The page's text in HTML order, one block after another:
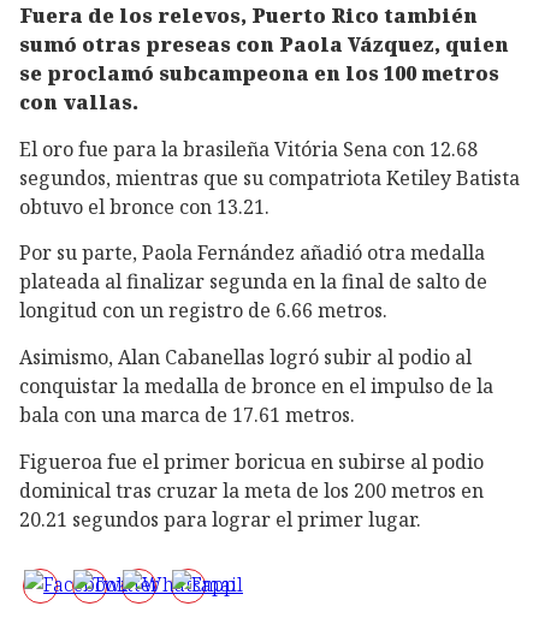
Fuera de los relevos, Puerto Rico también
sumó otras preseas con Paola Vázquez, quien
se proclamó subcampeona en los 100 metros
con vallas.
El oro fue para la brasileña Vitória Sena con 12.68
segundos, mientras que su compatriota Ketiley Batista
obtuvo el bronce con 13.21.
Por su parte, Paola Fernández añadió otra medalla
plateada al finalizar segunda en la final de salto de
longitud con un registro de 6.66 metros.
Asimismo, Alan Cabanellas logró subir al podio al
conquistar la medalla de bronce en el impulso de la
bala con una marca de 17.61 metros.
Figueroa fue el primer boricua en subirse al podio
dominical tras cruzar la meta de los 200 metros en
20.21 segundos para lograr el primer lugar.